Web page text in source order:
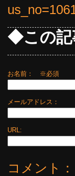
◆この記
お名前： ※必須
メールアドレス：
URL:
コメント